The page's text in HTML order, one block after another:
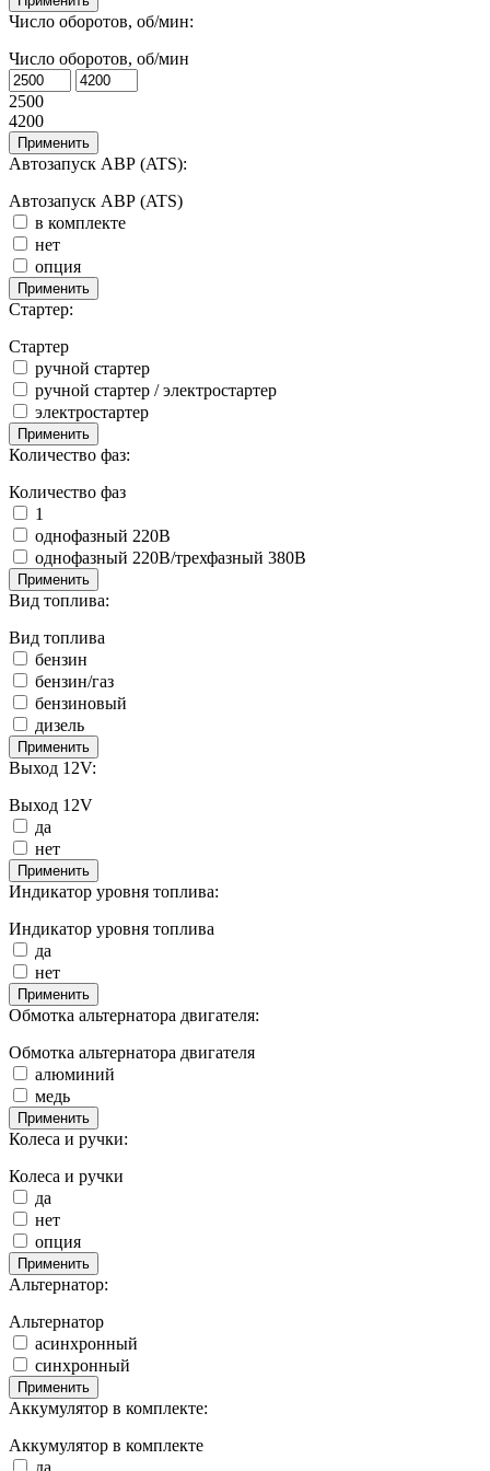
Число оборотов, об/мин:
Число оборотов, об/мин
2500
4200
Применить
Автозапуск АВР (ATS):
Автозапуск АВР (ATS)
в комплекте
нет
опция
Применить
Стартер:
Стартер
ручной стартер
ручной стартер / электростартер
электростартер
Применить
Количество фаз:
Количество фаз
1
однофазный 220В
однофазный 220В/трехфазный 380В
Применить
Вид топлива:
Вид топлива
бензин
бензин/газ
бензиновый
дизель
Применить
Выход 12V:
Выход 12V
да
нет
Применить
Индикатор уровня топлива:
Индикатор уровня топлива
да
нет
Применить
Обмотка альтернатора двигателя:
Обмотка альтернатора двигателя
алюминий
медь
Применить
Колеса и ручки:
Колеса и ручки
да
нет
опция
Применить
Альтернатор:
Альтернатор
асинхронный
синхронный
Применить
Аккумулятор в комплекте:
Аккумулятор в комплекте
да